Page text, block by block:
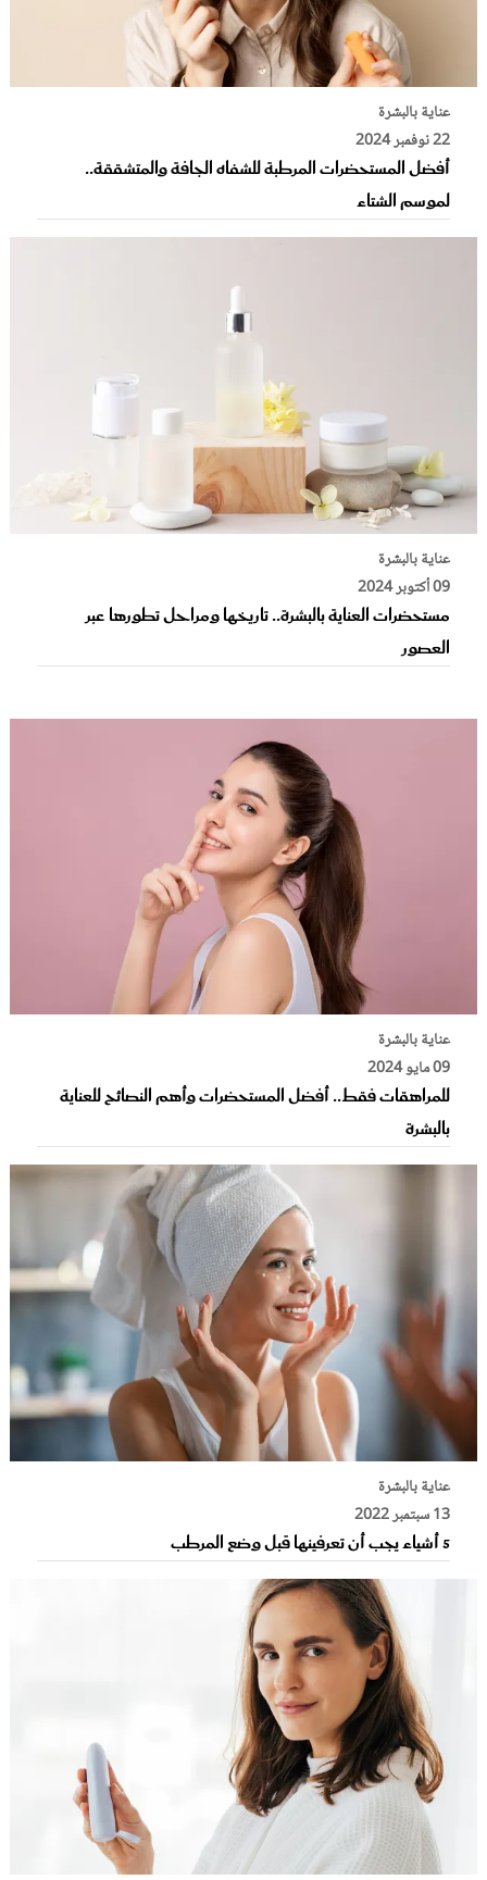
عناية بالبشرة
22 نوفمبر 2024
أفضل المستحضرات المرطبة للشفاه الجافة والمتشققة..
لموسم الشتاء
عناية بالبشرة
09 أكتوبر 2024
مستحضرات العناية بالبشرة.. تاريخها ومراحل تطورها عبر
العصور
عناية بالبشرة
09 مايو 2024
للمراهقات فقط.. أفضل المستحضرات وأهم النصائح للعناية
بالبشرة
عناية بالبشرة
13 سبتمبر 2022
5 أشياء يجب أن تعرفينها قبل وضع المرطب